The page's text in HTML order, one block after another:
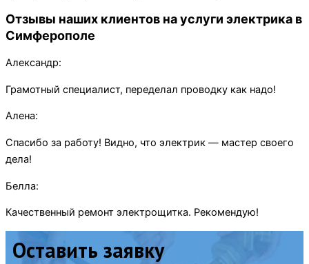
Отзывы наших клиентов на услуги электрика в
Симферополе
Александр:
Грамотный специалист, переделал проводку как надо!
Алена:
Спасибо за работу! Видно, что электрик — мастер своего
дела!
Белла:
Качественный ремонт электрощитка. Рекомендую!
Оставить заявку